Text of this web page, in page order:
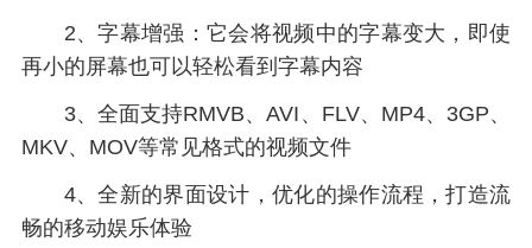
2、字幕增强：它会将视频中的字幕变大，即使
再小的屏幕也可以轻松看到字幕内容
3、全面支持RMVB、AVI、FLV、MP4、3GP、
MKV、MOV等常见格式的视频文件
4、全新的界面设计，优化的操作流程，打造流
畅的移动娱乐体验